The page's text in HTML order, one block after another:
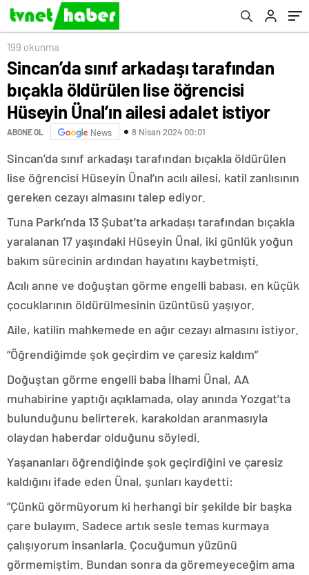
ailesi adalet istiyor
199 okunma
Sincan’da sınıf arkadaşı tarafından
bıçakla öldürülen lise öğrencisi
Hüseyin Ünal’ın ailesi adalet istiyor
ABONE OL News 8 Nisan 2024 00:01
Sincan’da sınıf arkadaşı tarafından bıçakla öldürülen
lise öğrencisi Hüseyin Ünal’ın acılı ailesi, katil zanlısının
gereken cezayı almasını talep ediyor.
Tuna Parkı’nda 13 Şubat’ta arkadaşı tarafından bıçakla
yaralanan 17 yaşındaki Hüseyin Ünal, iki günlük yoğun
bakım sürecinin ardından hayatını kaybetmişti.
Acılı anne ve doğuştan görme engelli babası, en küçük
çocuklarının öldürülmesinin üzüntüsü yaşıyor.
Aile, katilin mahkemede en ağır cezayı almasını istiyor.
“Öğrendiğimde şok geçirdim ve çaresiz kaldım”
Doğuştan görme engelli baba İlhami Ünal, AA
muhabirine yaptığı açıklamada, olay anında Yozgat’ta
bulunduğunu belirterek, karakoldan aranmasıyla
olaydan haberdar olduğunu söyledi.
Yaşananları öğrendiğinde şok geçirdiğini ve çaresiz
kaldığını ifade eden Ünal, şunları kaydetti:
“Çünkü görmüyorum ki herhangi bir şekilde bir başka
çare bulayım. Sadece artık sesle temas kurmaya
çalışıyorum insanlarla. Çocuğumun yüzünü
görmemiştim. Bundan sonra da göremeyeceğim ama